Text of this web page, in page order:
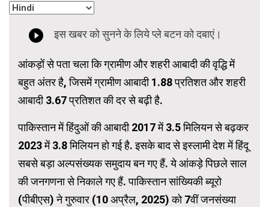
आंकड़ों से पता चला कि ग्रामीण और शहरी आबादी की वृद्धि में
बहुत अंतर है, जिसमें ग्रामीण आबादी 1.88 प्रतिशत और शहरी
आबादी 3.67 प्रतिशत की दर से बढ़ी है.
पाकिस्तान में हिंदुओं की आबादी 2017 में 3.5 मिलियन से बढ़कर
2023 में 3.8 मिलियन हो गई है. इसके बाद से इस्लामी देश में हिंदू
सबसे बड़ा अल्पसंख्यक समुदाय बन गए हैं. ये आंकड़े पिछले साल
की जनगणना से निकाले गए हैं. पाकिस्तान सांख्यिकी ब्यूरो
(पीबीएस) ने गुरुवार (10 अप्रैल, 2025) को 7वीं जनसंख्या